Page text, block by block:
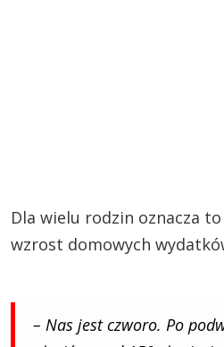
Dla wielu rodzin oznacza
wzrost domowych
– Nas jest czworo. Po